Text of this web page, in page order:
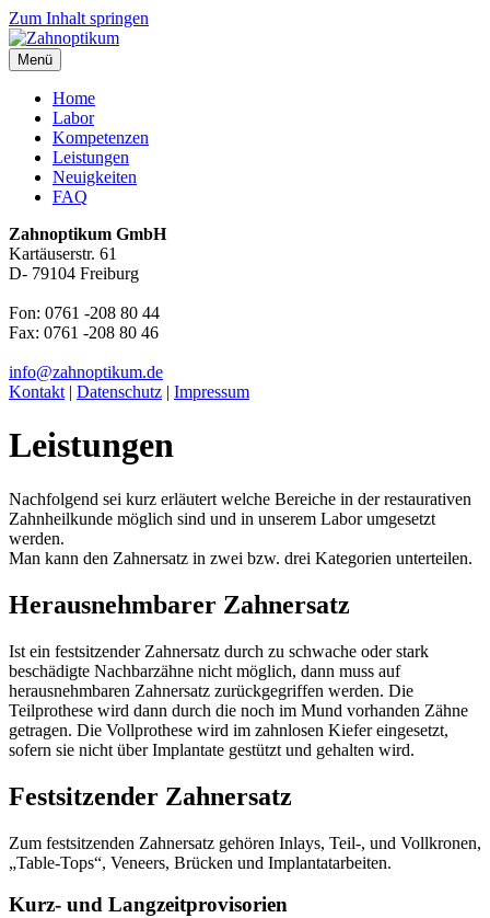
Zum Inhalt springen
Zahnoptikum
Zahn um Zahn das Optimum
Menü
Home
Labor
Kompetenzen
Leistungen
Neuigkeiten
FAQ
Zahnoptikum GmbH
Kartäuserstr. 61
D- 79104 Freiburg
Fon: 0761 -208 80 44
Fax: 0761 -208 80 46
info@zahnoptikum.de
Kontakt | Datenschutz | Impressum
Leistungen
Nachfolgend sei kurz erläutert welche Bereiche in der restaurativen
Zahnheilkunde möglich sind und in unserem Labor umgesetzt
werden.
Man kann den Zahnersatz in zwei bzw. drei Kategorien unterteilen.
Herausnehmbarer Zahnersatz
Ist ein festsitzender Zahnersatz durch zu schwache oder stark
beschädigte Nachbarzähne nicht möglich, dann muss auf
herausnehmbaren Zahnersatz zurückgegriffen werden. Die
Teilprothese wird dann durch die noch im Mund vorhanden Zähne
getragen. Die Vollprothese wird im zahnlosen Kiefer eingesetzt,
sofern sie nicht über Implantate gestützt und gehalten wird.
Festsitzender Zahnersatz
Zum festsitzenden Zahnersatz gehören Inlays, Teil-, und Vollkronen,
„Table-Tops“, Veneers, Brücken und Implantatarbeiten.
Kurz- und Langzeitprovisorien